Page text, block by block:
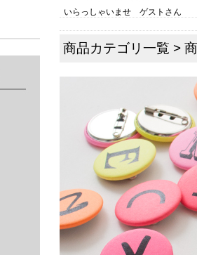
いらっしゃいませ ゲストさん
商品カテゴリ一覧 >